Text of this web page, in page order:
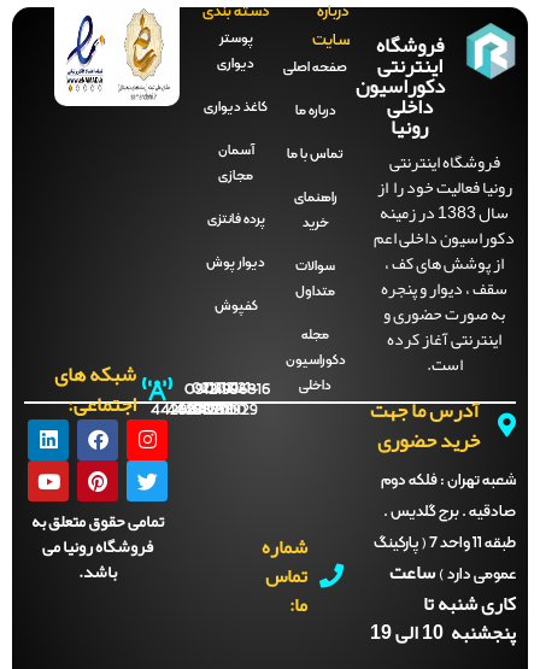
فروشگاه
اینترنتی
دکوراسیون
داخلی
رونیا
فروشگاه اینترنتی
فعالیت خود را از
سال 1383 در زمینه
داخلی اعم
پوشش های کف ،
، دیوار و پنجره
صورت حضوری و
آغاز کرده
درباره
سایت
صفحه‌ اصلی
درباره ما
تماس با ما
راهنمای
دکوراسیون
دسته بندی
دیواری
کاغذ دیواری
آسمان
پرده فانتزی
دیوار پوش
کفپوش
آدرس ما جهت
خرید حضوری
تهران :فلکه دوم
. برج گلدیس .
طبقه 11 واحد 7 ( پارکینگ
دارد )ساعت
شنبه تا
10 الی 19
شماره
تماس
09121996816
021-
44288929
021-
44288700
021-
44288701
021-
44288702
شبکه های
اجتماعی:
تمامی حقوق متعلق به
فروشگاه رونیا می